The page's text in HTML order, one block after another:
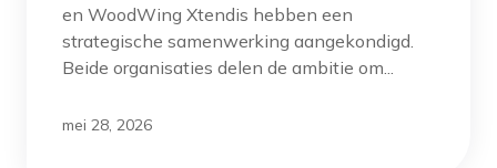
en WoodWing Xtendis hebben een
strategische samenwerking aangekondigd.
Beide organisaties delen de ambitie om...
mei 28, 2026